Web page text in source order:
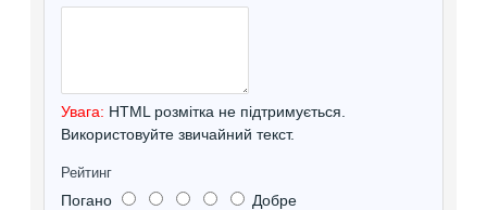
Увага: HTML розмітка не підтримується.
Використовуйте звичайний текст.
Рейтинг
Погано Добре